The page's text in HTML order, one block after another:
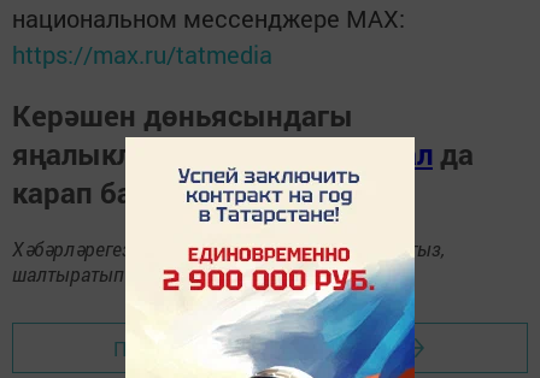
национальном мессенджере MАХ:
https://max.ru/tatmedia
Керәшен дөньясындагы
яңалыкларны
Телеграм-канал да
карап барыгыз.
Хәбәрләрегезне 89172509795номерына языгыз,
шалтыратып әйтегез.
Перейти на страницу новости